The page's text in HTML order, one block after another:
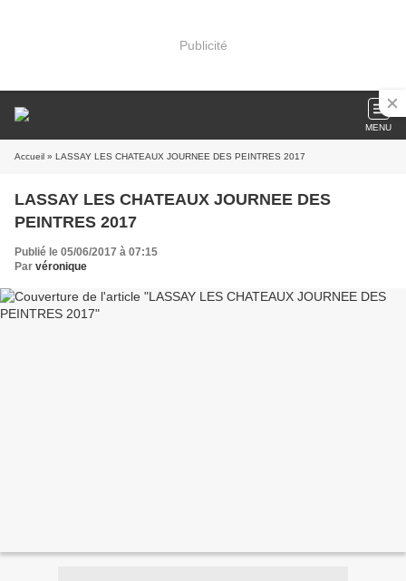
Publicité
MENU
Accueil » LASSAY LES CHATEAUX JOURNEE DES PEINTRES 2017
LASSAY LES CHATEAUX JOURNEE DES
PEINTRES 2017
Publié le 05/06/2017 à 07:15
Par véronique